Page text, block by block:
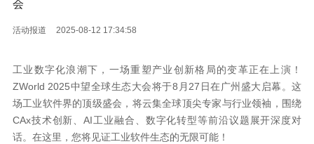
会
活动报道 2025-08-12 17:34:58
工业数字化浪潮下，一场重塑产业创新格局的变革正在上演！
ZWorld 2025中望全球生态大会将于8月27日在广州盛大启幕。这
场工业软件界的顶级盛会，将云集全球顶尖专家与行业领袖，围绕
CAx技术创新、AI工业融合、数字化转型等前沿议题展开深度对
话。在这里，您将见证工业软件生态的无限可能！